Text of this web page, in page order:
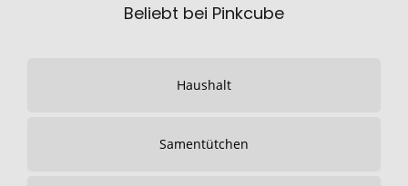
Beliebt bei Pinkcube
Haushalt
Samentütchen